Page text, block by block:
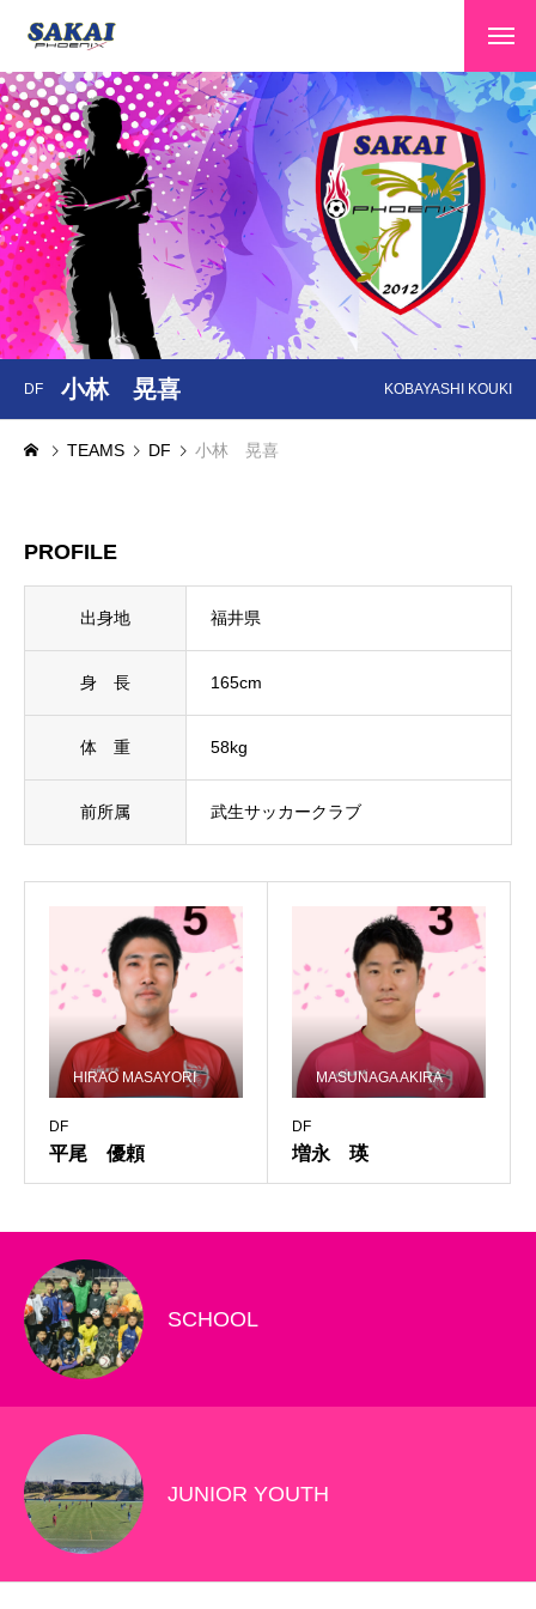
HOME トップページ
CLUB INFO クラブ情報
TEAMS 選手・スタッフ
GAME INFO 大会情報
SPONSOR スポンサー
SCHOOL スクール
CONTACT
PRIVACY POLICY
DF 小林 晃喜 KOBAYASHI KOUKI
TEAMS DF 小林 晃喜
PROFILE
出身地 福井県
身 長 165cm
体 重 58kg
前所属 武生サッカークラブ
DF
平尾 優頼
HIRAO MASAYORI
DF
増永 瑛
MASUNAGA AKIRA
SCHOOL
JUNIOR YOUTH